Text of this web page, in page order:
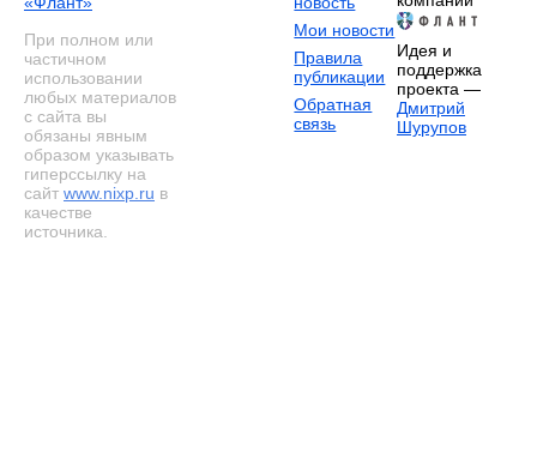
При полном или
частичном
использовании
любых материалов
с сайта вы
обязаны явным
образом указывать
гиперссылку на
сайт www.nixp.ru в
качестве
источника.
Мои новости
Правила
публикации
Обратная
связь
Идея и
поддержка
проекта —
Дмитрий
Шурупов